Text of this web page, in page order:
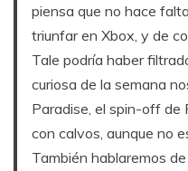
piensa que no hace
triunfar en Xbox, y de
Tale podría haber
curiosa de la semana
Paradise, el spin-off de
con calvos, aunque no
También hablaremos